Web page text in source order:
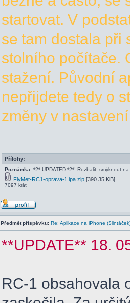
startovat. V
se tam dostala při
stolního počítače.
stažení. Původní
nepřijdete tedy o
změny v
Přílohy:
Poznámka: *2* UPDATED *2*! Rozbalit, smýknout
FlyMet-RC1-oprava-1.ipa.zip [390.35 KiB]
7097 krát
Předmět příspěvku: Re: Aplikace na iPhone
**UPDATE** 18.
RC-1 obsahovala